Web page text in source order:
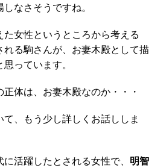
なさそうですね。
女性というところから考える
れる駒さんが、お妻木殿として描
っています。
体は、お妻木殿なのか・・・
、もう少し詳しくお話ししま
活躍したとされる女性で、 明智